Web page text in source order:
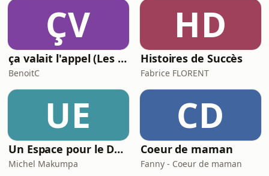
ÇV
ça valait l'appel (Les meilleures histoires de la relation client)
BenoitC
HD
Histoires de Succès
Fabrice FLORENT
UE
Un Espace pour le Deuil
Michel Makumpa
CD
Coeur de maman
Fanny - Coeur de maman